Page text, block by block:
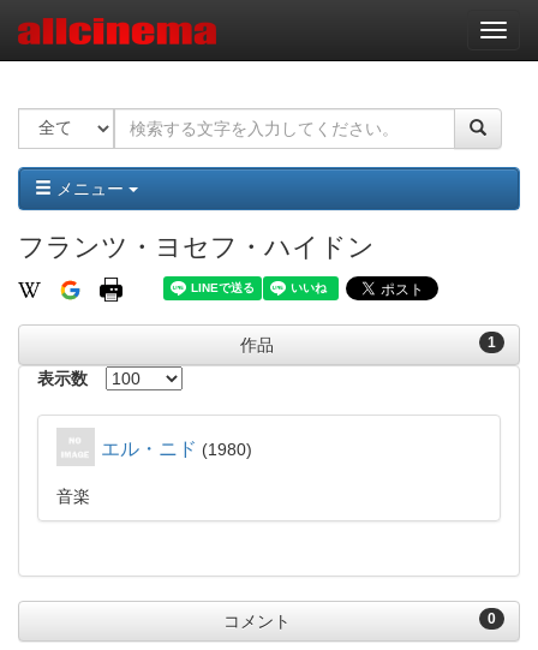
ナ
ビ
ー
ョ
ン
メニュー
フランツ・ヨセフ・ハイドン
1
作品
表示数
エル・ニド 1980
音楽
0
コメント